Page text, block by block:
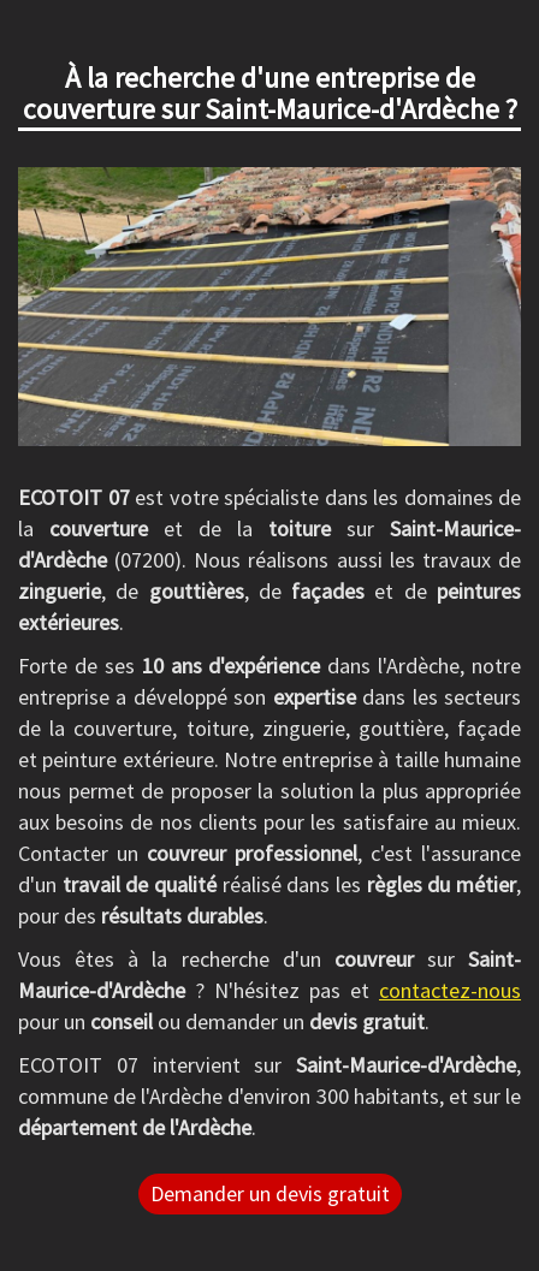
À la recherche d'une entreprise de
couverture sur Saint-Maurice-d'Ardèche ?
ECOTOIT 07est votre spécialiste dans les domaines de
la couvertureet de la toituresur Saint-Maurice-
d'Ardèche(07200). Nous réalisons aussi les travaux de
zinguerie, de gouttières, de façades et de peintures
extérieures.
Forte de ses 10 ans d'expériencedans l'Ardèche, notre
entreprise a développé son expertisedans les secteurs
de la couverture, toiture, zinguerie, gouttière, façade
et peinture extérieure. Notre entreprise à taille humaine
nous permet de proposer la solution la plus appropriée
aux besoins de nos clients pour les satisfaire au mieux.
Contacter un couvreur professionnel, c'est l'assurance
d'un travail de qualitéréalisé dans les règles du métier,
pour des résultats durables.
Vous êtes à la recherche d'un couvreursur Saint-
Maurice-d'Ardèche? N'hésitez pas et contactez-nous
pour un conseilou demander un devis gratuit.
ECOTOIT 07 intervient sur Saint-Maurice-d'Ardèche,
commune de l'Ardèche d'environ 300 habitants, et sur le
département de l'Ardèche.
Demander un devis gratuit